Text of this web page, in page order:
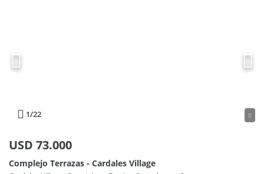
1/22 0
USD 73.000
Complejo Terrazas - Cardales Village